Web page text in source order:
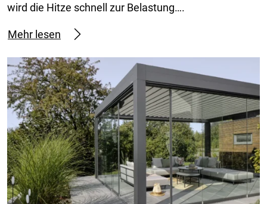
wird die Hitze schnell zur Belastung….
Mehr lesen